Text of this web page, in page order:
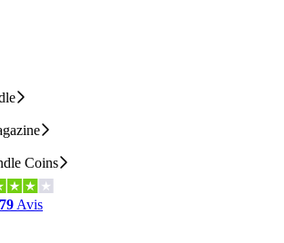
Coins
Avis